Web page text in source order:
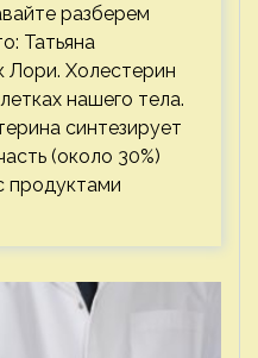
разберем
Татьяна
Холестерин
нашего тела.
синтезирует
(около 30%)
продуктами